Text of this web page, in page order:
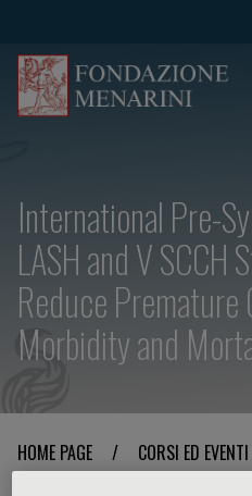
International Pre-
LASH and V SCCH
Reduce
Morbidity and
HOME PAGE / CORSI ED EVENTI